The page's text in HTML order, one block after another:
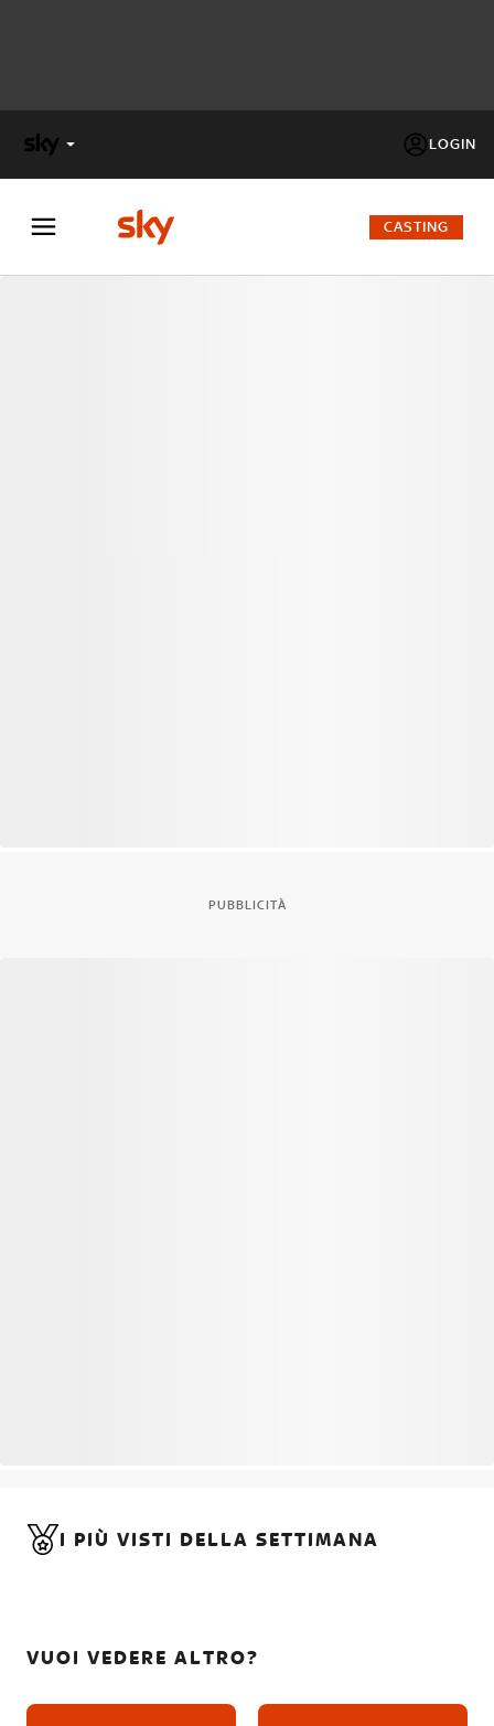
LOGIN
FACTOR
CASTING
PUBBLICITÀ
I PIÙ VISTI DELLA SETTIMANA
VUOI VEDERE ALTRO?